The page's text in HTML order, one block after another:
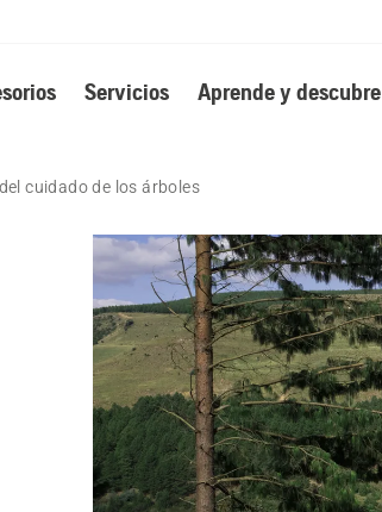
Servicios Aprende y descubre
cuidado de los árboles